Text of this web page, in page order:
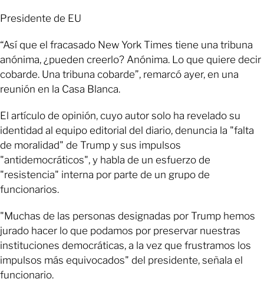
Presidente de EU
“Así que el fracasado New York Times tiene una tribuna
anónima, ¿pueden creerlo? Anónima. Lo que quiere decir
cobarde. Una tribuna cobarde”, remarcó ayer, en una
reunión en la Casa Blanca.
El artículo de opinión, cuyo autor solo ha revelado su
identidad al equipo editorial del diario, denuncia la "falta
de moralidad" de Trump y sus impulsos
"antidemocráticos", y habla de un esfuerzo de
"resistencia" interna por parte de un grupo de
funcionarios.
"Muchas de las personas designadas por Trump hemos
jurado hacer lo que podamos por preservar nuestras
instituciones democráticas, a la vez que frustramos los
impulsos más equivocados" del presidente, señala el
funcionario.